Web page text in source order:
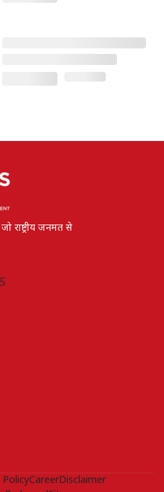
राष्ट्रीय जनमत से
PolicyCareerDisclaimer